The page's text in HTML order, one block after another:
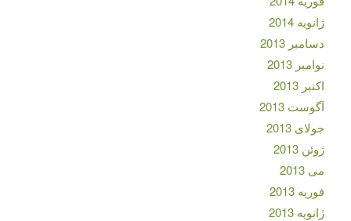
ژانویه 2014
دسامبر 2013
نوامبر 2013
اکتبر 2013
آگوست 2013
جولای 2013
ژوئن 2013
می 2013
فوریه 2013
ژانویه 2013